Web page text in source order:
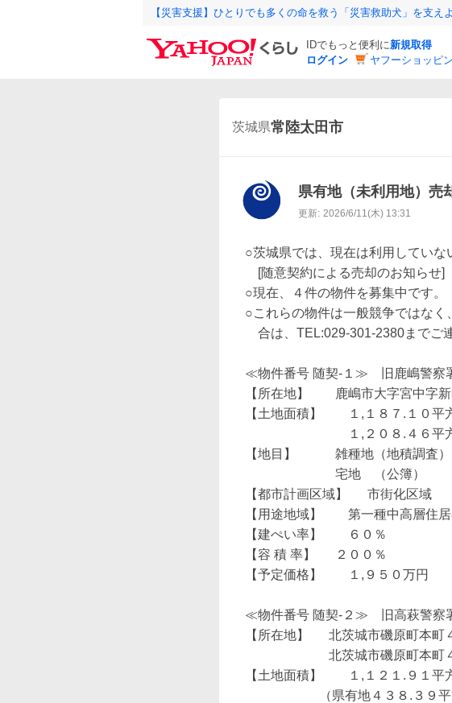
【災害支援】ひとりでも多くの命を救う「災害救助犬」を支え
IDでもっと便利に新規取得
ログイン
ヤフーショッピ
茨城県常陸太田市
県有地（未利用地）売
更新: 2026/6/11(木) 13:31
○茨城県では、現在は利用していな
[随意契約による売却のお知らせ]
○現在、４件の物件を募集中です。
○これらの物件は一般競争ではな
合は、TEL:029-301-2380までご
≪物件番号 随契-１≫　旧鹿嶋警察
【所在地】　　鹿嶋市大字宮中字
【土地面積】　　１,１８７.１０
１,２０８.４６平方メー
【地目】　　　雑種地（地積調査）
宅地　（公簿）
【都市計画区域】  　市街化区域
【用途地域】　　第一種中高層住
【建ぺい率】　　６０％
【容 積 率】 　 ２００％
【予定価格】　　１,９５０万円
≪物件番号 随契-２≫　旧高萩警察
【所在地】　  北茨城市磯原町
北茨城市磯原町本町４丁目
【土地面積】　　１,１２１.９１